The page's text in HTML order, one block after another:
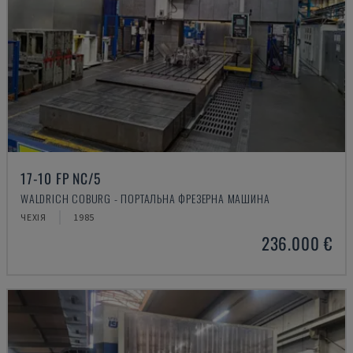
17-10 FP NC/5
WALDRICH COBURG - ПОРТАЛЬНА ФРЕЗЕРНА МАШИНА
ЧЕХІЯ 1985
236.000 €